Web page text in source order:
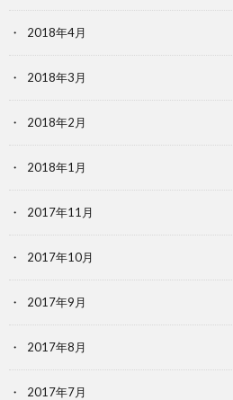
2018年4月
2018年3月
2018年2月
2018年1月
2017年11月
2017年10月
2017年9月
2017年8月
2017年7月